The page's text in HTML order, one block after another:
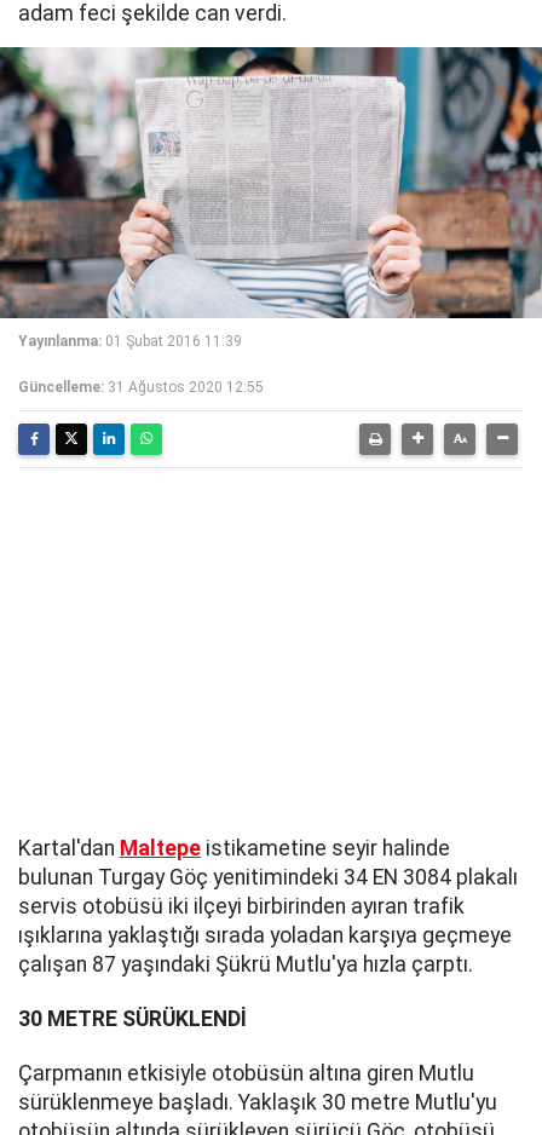
adam feci şekilde can verdi.
Yayınlanma: 01 Şubat 2016 11:39
Güncelleme: 31 Ağustos 2020 12:55
Kartal'dan Maltepe istikametine seyir halinde
bulunan Turgay Göç yenitimindeki 34 EN 3084 plakalı
servis otobüsü iki ilçeyi birbirinden ayıran trafik
ışıklarına yaklaştığı sırada yoladan karşıya geçmeye
çalışan 87 yaşındaki Şükrü Mutlu'ya hızla çarptı.
30 METRE SÜRÜKLENDİ
Çarpmanın etkisiyle otobüsün altına giren Mutlu
sürüklenmeye başladı. Yaklaşık 30 metre Mutlu'yu